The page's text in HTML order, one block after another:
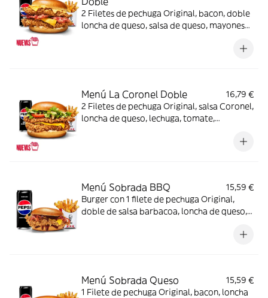
2 Filetes de pechuga Original, bacon, doble
loncha de queso, salsa de queso, mayonesa
Menú La Coronel Doble
16,79 €
2 Filetes de pechuga Original, salsa Coronel,
loncha de queso, lechuga, tomate,
Menú Sobrada BBQ
15,59 €
Burger con 1 filete de pechuga Original,
doble de salsa barbacoa, loncha de queso,
Menú Sobrada Queso
15,59 €
1 Filete de pechuga Original, bacon, loncha